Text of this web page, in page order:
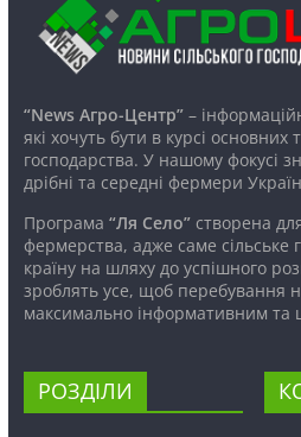
“News Агро-Центр”–
які хочуть бути в курсі основних
господарства. У нашому фокусі
дрібні та середні фермери
Програма “Ля Село”створена
фермерства, адже саме сільське
країну на шляху до успішного
зроблять усе, щоб перебування
максимально інформативним та
РОЗДІЛИ